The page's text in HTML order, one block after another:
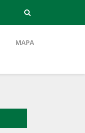
MAPA